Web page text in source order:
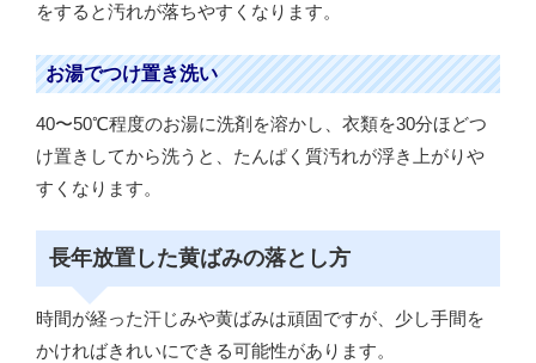
をすると汚れが落ちやすくなります。
お湯でつけ置き洗い
40〜50℃程度のお湯に洗剤を溶かし、衣類を30分ほどつ
け置きしてから洗うと、たんぱく質汚れが浮き上がりや
すくなります。
長年放置した黄ばみの落とし方
時間が経った汗じみや黄ばみは頑固ですが、少し手間を
かければきれいにできる可能性があります。